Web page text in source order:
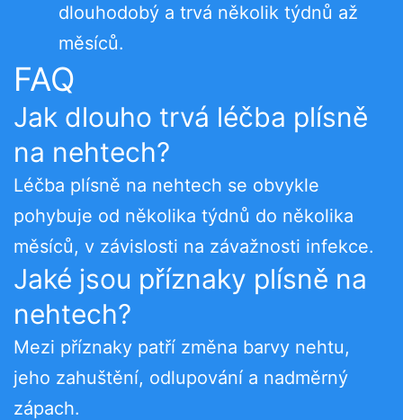
dlouhodobý a trvá několik týdnů až
měsíců.
FAQ
Jak dlouho trvá léčba plísně
na nehtech?
Léčba plísně na nehtech se obvykle
pohybuje od několika týdnů do několika
měsíců, v závislosti na závažnosti infekce.
Jaké jsou příznaky plísně na
nehtech?
Mezi příznaky patří změna barvy nehtu,
jeho zahuštění, odlupování a nadměrný
zápach.